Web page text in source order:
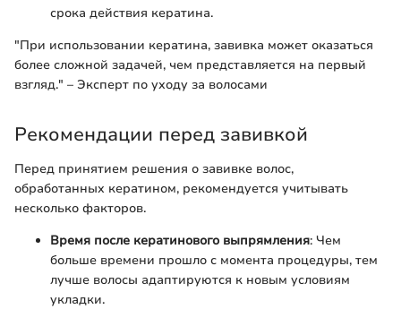
срока действия кератина.
"При использовании кератина, завивка может оказаться
более сложной задачей, чем представляется на первый
взгляд." – Эксперт по уходу за волосами
Рекомендации перед завивкой
Перед принятием решения о завивке волос,
обработанных кератином, рекомендуется учитывать
несколько факторов.
Время после кератинового выпрямления: Чем
больше времени прошло с момента процедуры, тем
лучше волосы адаптируются к новым условиям
укладки.